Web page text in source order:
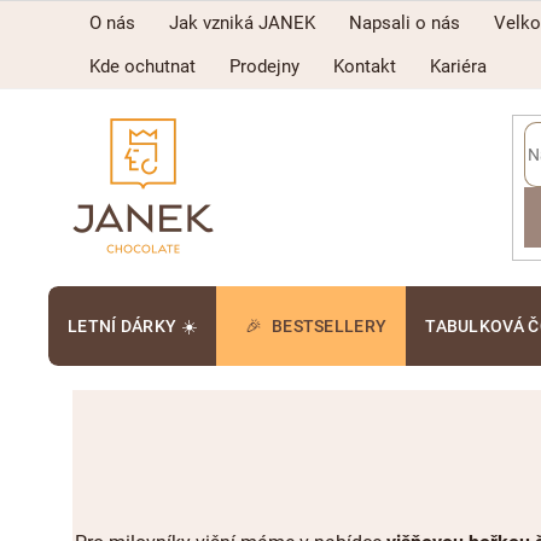
O nás Jak vzniká JANEK Napsali o nás
Kde ochutnat
Prodejny Kontakt Kariéra
LETNÍ DÁRKY ☀️ BESTSELLERY TABULKOVÁ